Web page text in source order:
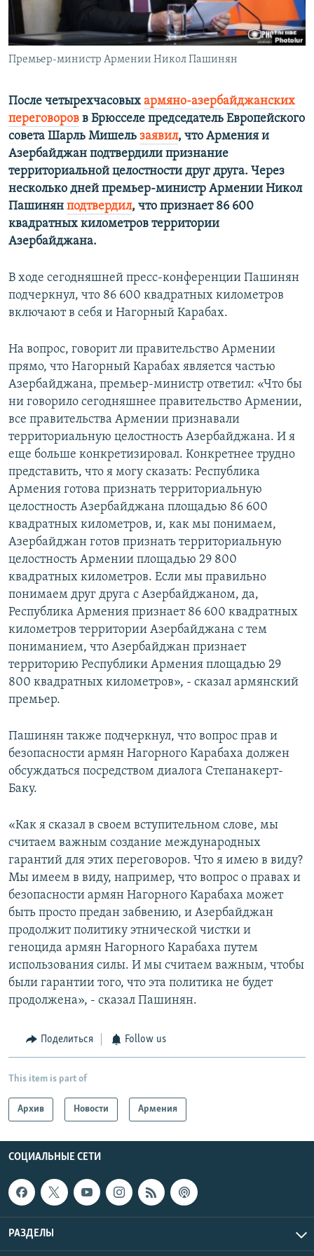
Հայերեն
English
Все сайты Радио Азатутюн
Премьер-министр Армении Никол Пашинян
После четырехчасовых армяно-азербайджанских
переговоров в Брюсселе председатель Европейского
совета Шарль Мишель заявил, что Армения и
Азербайджан подтвердили признание
территориальной целостности друг друга. Через
несколько дней премьер-министр Армении Никол
Пашинян подтвердил, что признает 86 600
квадратных километров территории
Азербайджана.
В ходе сегодняшней пресс-конференции Пашинян
подчеркнул, что 86 600 квадратных километров
включают в себя и Нагорный Карабах.
На вопрос, говорит ли правительство Армении
прямо, что Нагорный Карабах является частью
Азербайджана, премьер-министр ответил: «Что бы
ни говорило сегодняшнее правительство Армении,
все правительства Армении признавали
территориальную целостность Азербайджана. И я
еще больше конкретизировал. Конкретнее трудно
представить, что я могу сказать: Республика
Армения готова признать территориальную
целостность Азербайджана площадью 86 600
квадратных километров, и, как мы понимаем,
Азербайджан готов признать территориальную
целостность Армении площадью 29 800
квадратных километров. Если мы правильно
понимаем друг друга с Азербайджаном, да,
Республика Армения признает 86 600 квадратных
километров территории Азербайджана с тем
пониманием, что Азербайджан признает
территорию Республики Армения площадью 29
800 квадратных километров», - сказал армянский
премьер.
Пашинян также подчеркнул, что вопрос прав и
безопасности армян Нагорного Карабаха должен
обсуждаться посредством диалога Степанакерт-
Баку.
«Как я сказал в своем вступительном слове, мы
считаем важным создание международных
гарантий для этих переговоров. Что я имею в виду?
Мы имеем в виду, например, что вопрос о правах и
безопасности армян Нагорного Карабаха может
быть просто предан забвению, и Азербайджан
продолжит политику этнической чистки и
геноцида армян Нагорного Карабаха путем
использования силы. И мы считаем важным, чтобы
были гарантии того, что эта политика не будет
продолжена», - сказал Пашинян.
Поделиться Follow us
This item is part of
Архив Новости Армения
СОЦИАЛЬНЫЕ СЕТИ
РАЗДЕЛЫ